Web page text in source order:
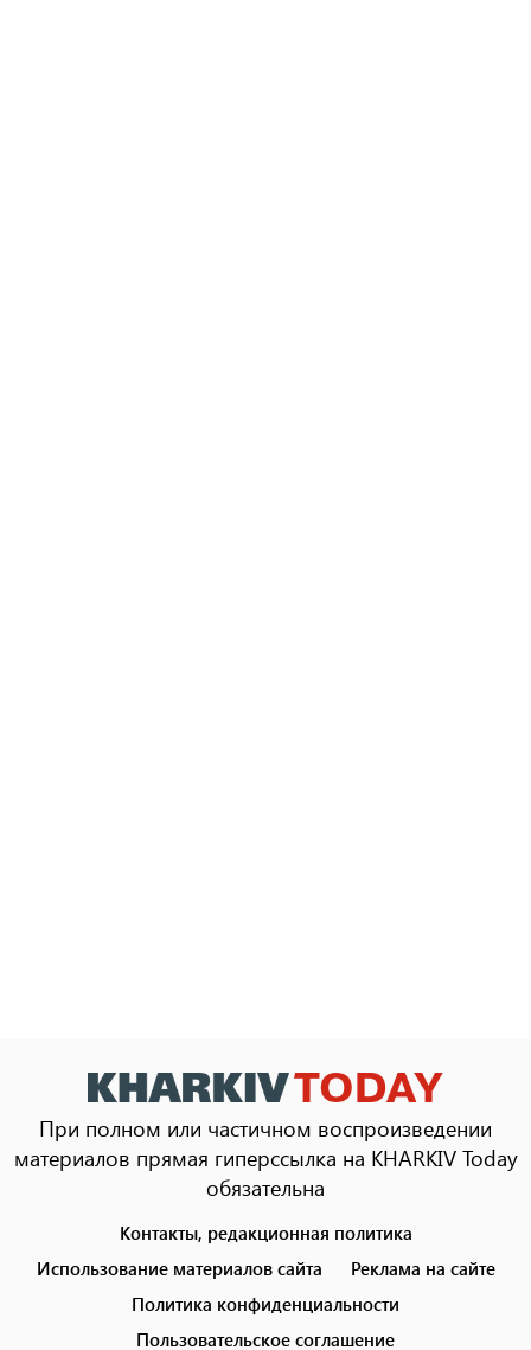
При полном или частичном воспроизведении
материалов прямая гиперссылка на KHARKIV Today
обязательна
menu
Контакты, редакционная политика
Использование материалов сайта
Реклама на сайте
Политика конфиденциальности
Пользовательское соглашение